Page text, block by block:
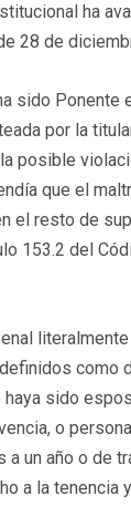
ha
28 de
sido
por la
posible
que el
el resto de
153.2 del
como
sido
o
un año o de
a la tenencia